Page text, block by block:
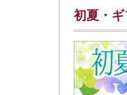
初夏・